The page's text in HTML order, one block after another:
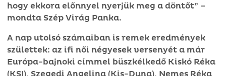
hogy ekkora előnnyel nyerjük meg a döntőt” –
mondta Szép Virág Panka.
A nap utolsó számaiban is remek eredmények
születtek: az ifi női négyesek versenyét a már
Európa-bajnoki címmel büszkélkedő Kiskó Réka